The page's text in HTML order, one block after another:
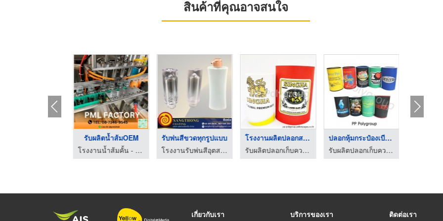
สินค้าที่คุณอาจสนใจ
รับผลิตน้ำส้มOEM
โรงงานน้ำส้มคั้น - พรีเมี่ยมลิสต์
รับพ่นสีขวดทุกรูปแบบ
โรงงานรับพ่นสีอุตสาหกรรม - แสงทองโคทติ้ง
โรงงานผลิตปลอกสวมใส่ ...
รับผลิตปลอกเก็บความเย็น - พีแอนด์พีโพลีกรุ๊ป
ปลอกหุ้มกระป๋องเบียร ...
รับผลิตปลอกเก็บความเย็น - พีแอนด์พีโพลีกรุ๊ป
เกี่ยวกับเรา บริการของเรา ติดต่อเรา